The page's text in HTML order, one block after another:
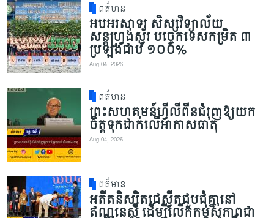
ពត៌មាន
អបអរសាទរ សិស្សវិទ្យាល័យ
សន្តហ្វ្រង់ស្វ័រ បច្ចេកទេសកម្រិត ៣
ប្រឡងជាប់ ១០០%
Aug 04, 2026
ពត៌មាន
ព្រះសហគមន៍ហ្វីលីពីនជំរុញឱ្យយក
ចិត្តទុកដាក់លើអាកាសធាតុ
Aug 04, 2026
ពត៌មាន
អតីតនិស្សិតជេស្វីតជួបជុំគ្នានៅ
ឥណ្ឌូនេស៊ី ដើម្បីលើកកម្ពស់ភាពជា